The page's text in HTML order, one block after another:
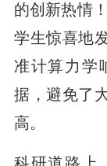
的创新热情
学生惊喜地
准计算力学
据，避免了
高。